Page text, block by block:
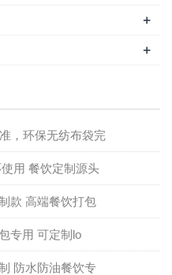
+
+
，环保无纺布袋完
用 餐饮定制源头
款 高端餐饮打包
专用 可定制lo
防水防油餐饮专